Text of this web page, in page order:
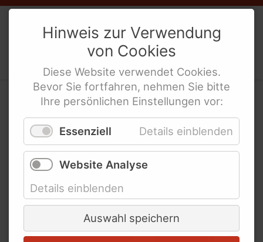
Menschen mit Behinderung
Bundesweite Frauenorganisationen
Bundesministerien und mehr
Internationale Links
Weibernetze.V.
Politische Interes­sen­ver­tre­tung
behinderte Frauen
Wir trauern um Dörte
Gregorschewski
Hinweis zur Verwendung
von Cookies
Diese Website verwendet Cookies.
Bevor Sie fortfahren, nehmen Sie bitte
Ihre persönlichen Einstellungen vor:
Essenziell Details einblenden
Website Analyse
Details einblenden
Auswahl speichern